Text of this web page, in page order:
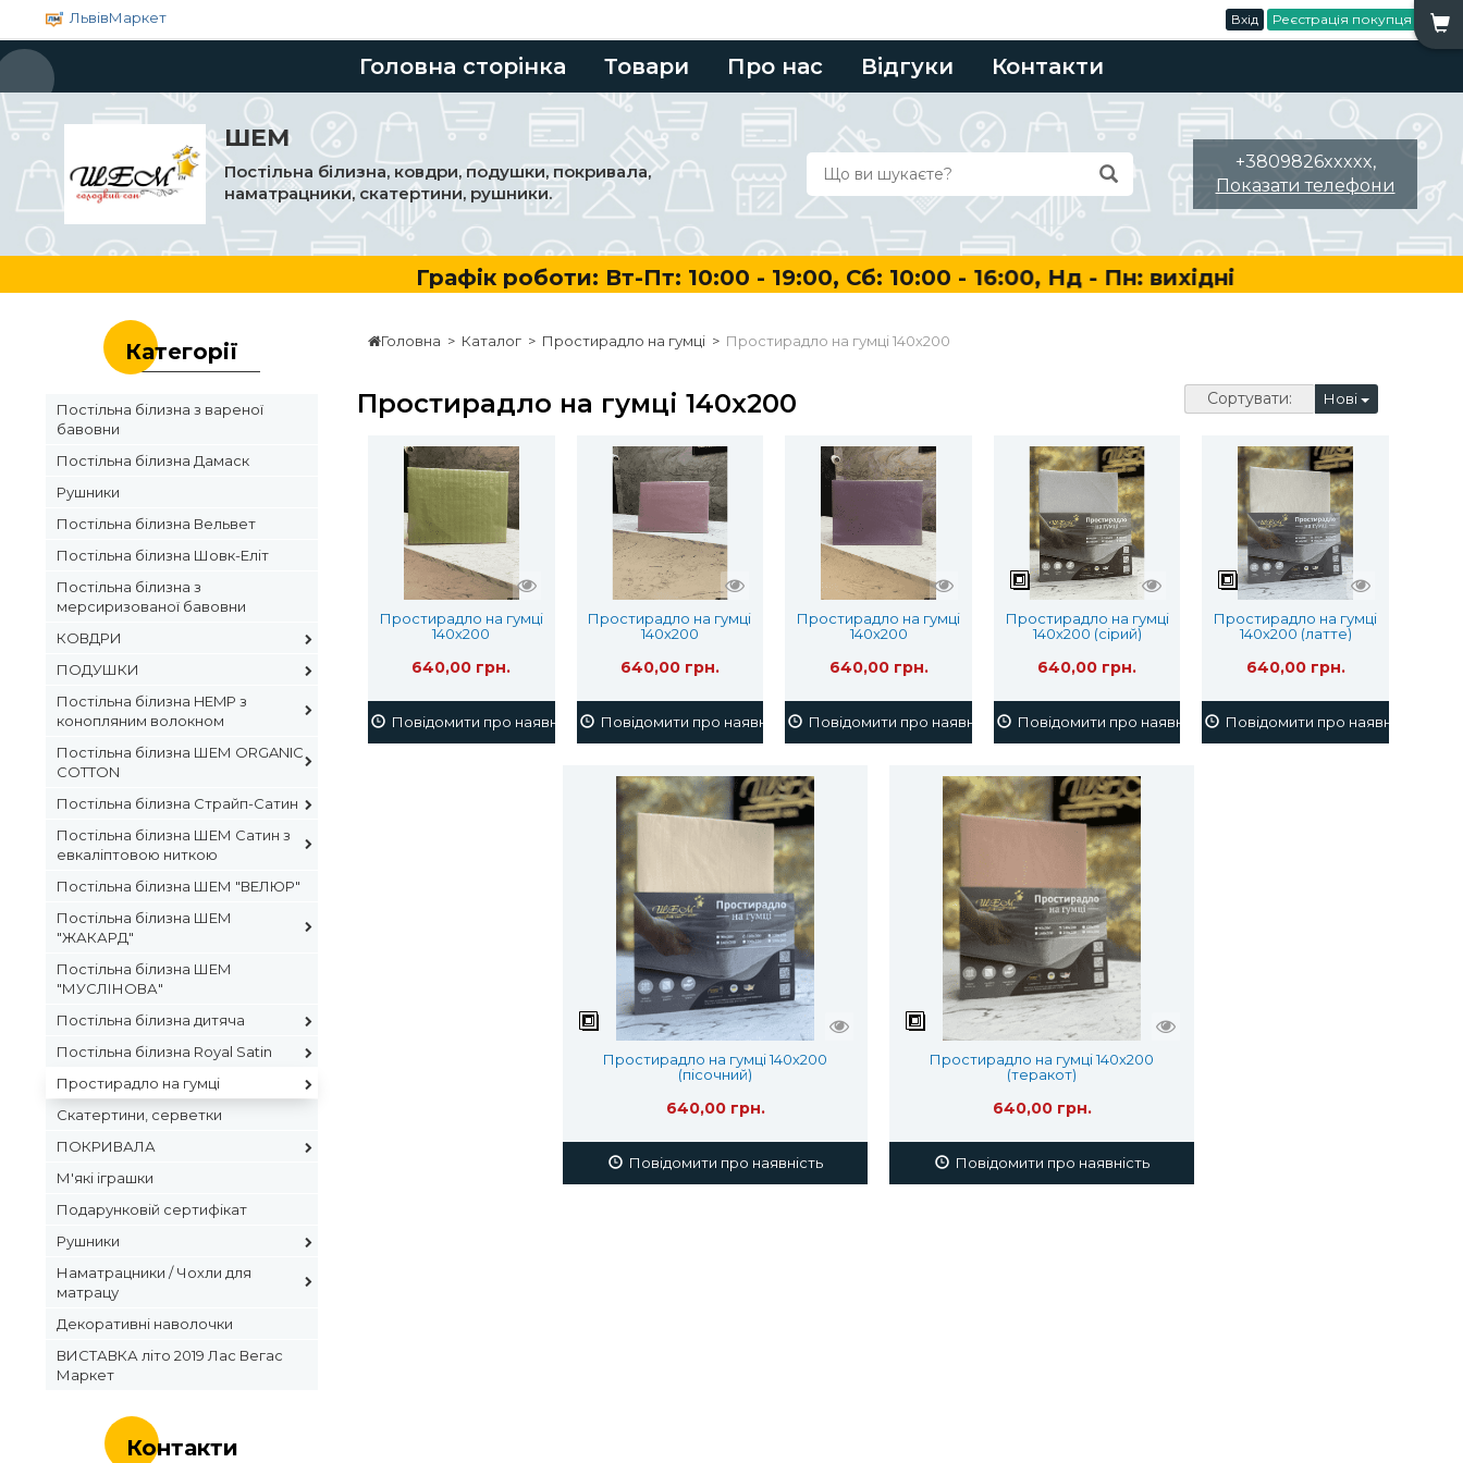
Вхід Реєстрація покупця
ЛьвівМаркет
Головна сторінка Товари Про нас Відгуки Контакти
ШЕМ
Постільна білизна, ковдри, подушки, покривала,
наматрацники, скатертини, рушники.
+3809826xxxxx,
Показати телефони
Графік роботи: Вт-Пт: 10:00 - 19:00, Сб: 10:00 - 16:00, Нд - Пн: вихідні
Головна > Каталог > Простирадло на гумці > Простирадло на гумці 140х200
Простирадло на гумці 140х200 Сортувати: Нові
Простирадло на гумці
140х200
640,00 грн.
Повідомити про наявність
Простирадло на гумці
140х200
640,00 грн.
Повідомити про наявність
Простирадло на гумці
140х200
640,00 грн.
Повідомити про наявність
Простирадло на гумці
140х200 (сірий)
640,00 грн.
Повідомити про наявність
Простирадло на гумці
140х200 (латте)
640,00 грн.
Повідомити про наявність
Простирадло на гумці 140х200
(пісочний)
640,00 грн.
Повідомити про наявність
Простирадло на гумці 140х200
(теракот)
640,00 грн.
Повідомити про наявність
Категорії
Постільна білизна з вареної
бавовни
Постільна білизна Дамаск
Рушники
Постільна білизна Вельвет
Постільна білизна Шовк-Еліт
Постільна білизна з
мерсиризованої бавовни
КОВДРИ
ПОДУШКИ
Постільна білизна HEMP з
конопляним волокном
Постільна білизна ШЕМ ORGANIC
COTTON
Постільна білизна Страйп-Сатин
Постільна білизна ШЕМ Сатин з
евкаліптовою ниткою
Постільна білизна ШЕМ "ВЕЛЮР"
Постільна білизна ШЕМ
"ЖАКАРД"
Постільна білизна ШЕМ
"МУСЛІНОВА"
Постільна білизна дитяча
Постільна білизна Royal Satin
Простирадло на гумці
Скатертини, серветки
ПОКРИВАЛА
М'які іграшки
Подарунковій сертифікат
Рушники
Наматрацники / Чохли для
матрацу
Декоративні наволочки
ВИСТАВКА літо 2019 Лас Вегас
Маркет
Контакти